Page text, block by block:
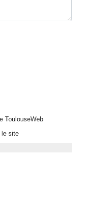
ToulouseWeb
le site